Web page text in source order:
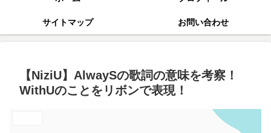
サイトマップ お問い合わせ
【NiziU】AlwaySの歌詞の意味を考察！
WithUのことをリボンで表現！